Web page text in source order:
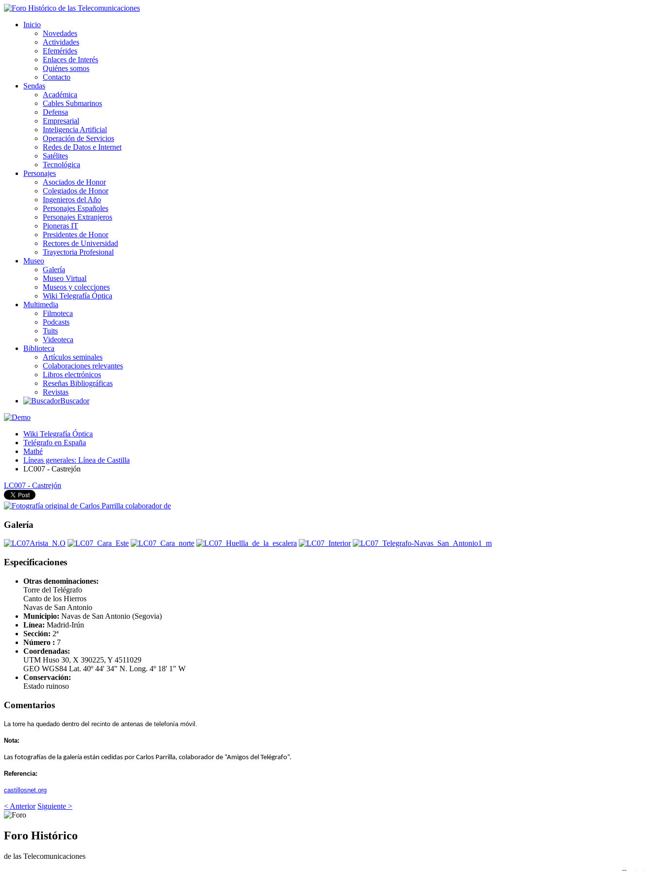
Inicio
Novedades
Actividades
Efemérides
Enlaces de Interés
Quiénes somos
Contacto
Sendas
Académica
Cables Submarinos
Defensa
Empresarial
Inteligencia Artificial
Operación de Servicios
Redes de Datos e Internet
Satélites
Tecnológica
Personajes
Asociados de Honor
Colegiados de Honor
Ingenieros del Año
Personajes Españoles
Personajes Extranjeros
Pioneras IT
Presidentes de Honor
Rectores de Universidad
Trayectoria Profesional
Museo
Galería
Museo Virtual
Museos y colecciones
Wiki Telegrafía Óptica
Multimedia
Filmoteca
Podcasts
Tuits
Videoteca
Biblioteca
Artículos seminales
Colaboraciones relevantes
Libros electrónicos
Reseñas Bibliográficas
Revistas
Buscador
Wiki Telegrafía Óptica
Telégrafo en España
Mathé
Líneas generales: Línea de Castilla
LC007 - Castrejón
LC007 - Castrejón
Galería
Especificaciones
Otras denominaciones:
Torre del Telégrafo
Canto de los Hierros
Navas de San Antonio
Municipio: Navas de San Antonio (Segovia)
Línea: Madrid-Irún
Sección: 2ª
Número : 7
Coordenadas:
UTM Huso 30, X 390225, Y 4511029
GEO WGS84 Lat. 40º 44' 34" N. Long. 4º 18' 1" W
Conservación:
Estado ruinoso
Comentarios
La torre ha quedado dentro del recinto de antenas de telefonía móvil.
Nota:
Las fotografías de la galería están cedidas por Carlos Parrilla, colaborador de “Amigos del Telégrafo”.
Referencia:
castillosnet.org
< Anterior Siguiente >
Foro Histórico
de las Telecomunicaciones